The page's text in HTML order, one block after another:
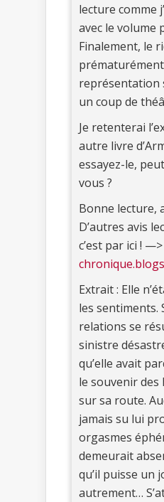
lecture comme
avec le volume
Finalement, le
représentation
un coup de
Je retenterai
autre livre
essayez-le,
vous ?
Bonne lecture,
D’autres avis
c’est par ici ! —>
Extrait : Elle
les sentiments.
relations se
sinistre
qu’elle avait
le souvenir des
sur sa route.
jamais su lui
orgasmes
demeurait
qu’il puisse un
autrement…